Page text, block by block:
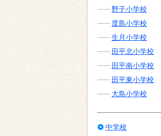
野子小学校
度島小学校
生月小学校
田平北小学校
田平南小学校
田平東小学校
大島小学校
中学校